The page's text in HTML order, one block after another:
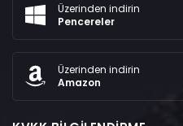
Üzerinden indirin
Pencereler
Üzerinden indirin
Amazon